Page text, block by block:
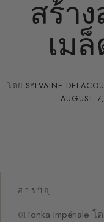
สร้า
เม
โดย SYLVAINE
AUGUST
สารบัญ
Tonka Impériale